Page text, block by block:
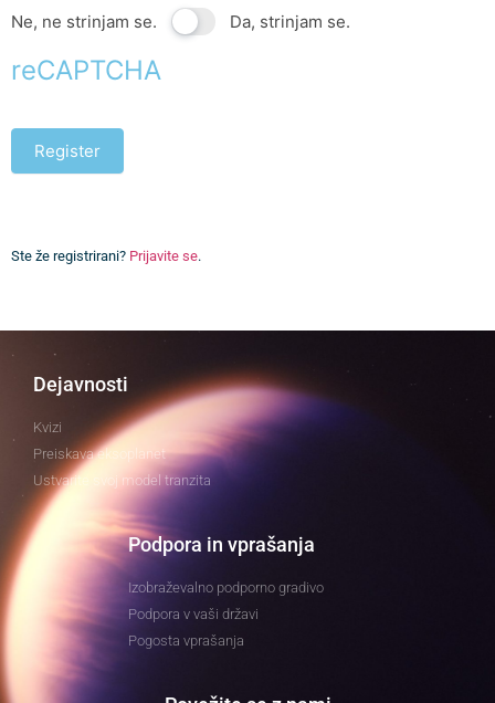
Ne, ne strinjam se. Da, strinjam se.
reCAPTCHA
Register
Ste že registrirani? Prijavite se.
Dejavnosti
Kvizi
Preiskava eksoplanet
Ustvarite svoj model tranzita
Podpora in vprašanja
Izobraževalno podporno gradivo
Podpora v vaši državi
Pogosta vprašanja